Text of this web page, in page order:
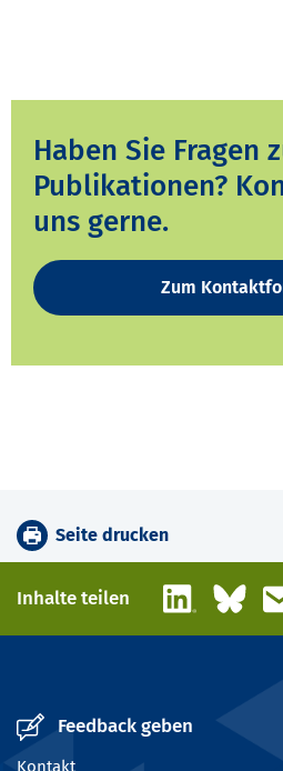
Haben Sie Fragen
Publikationen?
uns gerne.
Zum
Seite drucken
Inhalte teilen LinkedIn
Feedback geben
Kontakt